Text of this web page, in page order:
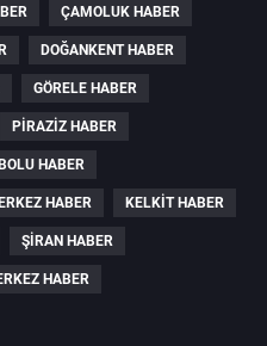
ÇAMOLUK HABER
DOĞANKENT HABER
GÖRELE HABER
PIRAZIZ HABER
HABER
HABER KELKIT HABER
ŞIRAN HABER
HABER